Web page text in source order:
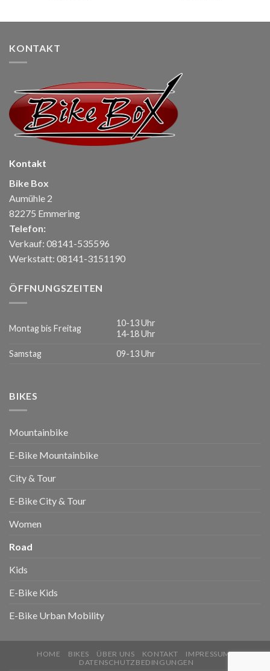
KONTAKT
Kontakt
Bike Box
Aumühle 2
82275 Emmering
Telefon:
Verkauf: 08141-535596
Werkstatt: 08141-3151190
ÖFFNUNGSZEITEN
Montag bis Freitag
10-13 Uhr
14-18 Uhr
Samstag
09-13 Uhr
BIKES
Mountainbike
E-Bike Mountainbike
City & Tour
E-Bike City & Tour
Women
Road
Kids
E-Bike Kids
E-Bike Urban Mobility
HOME BIKES ÜBER UNS KONTAKT
IMPRESSUM
DATENSCHUTZBEDINGUNGEN